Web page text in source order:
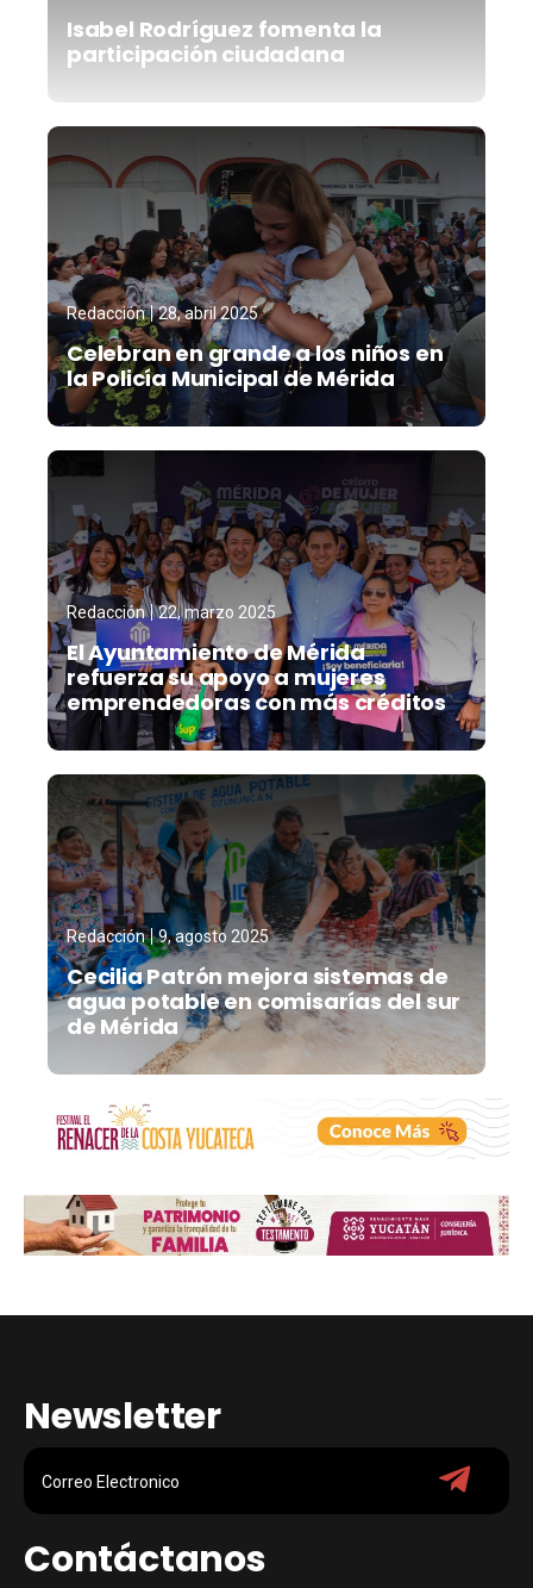
Isabel Rodríguez fomenta la
participación ciudadana
Redacción 28, abril 2025
Celebran en grande a los niños en
la Policía Municipal de Mérida
Redacción 22, marzo 2025
El Ayuntamiento de Mérida
refuerza su apoyo a mujeres
emprendedoras con más créditos
Redacción 9, agosto 2025
Cecilia Patrón mejora sistemas de
agua potable en comisarías del sur
de Mérida
Newsletter
Contáctanos